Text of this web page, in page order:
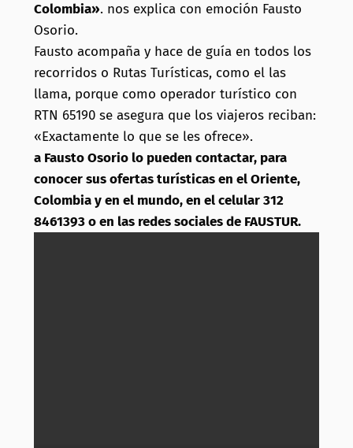
Colombia». nos explica con emoción Fausto
Osorio.
Fausto acompaña y hace de guía en todos los
recorridos o Rutas Turísticas, como el las
llama, porque como operador turístico con
RTN 65190 se asegura que los viajeros reciban:
«Exactamente lo que se les ofrece».
a Fausto Osorio lo pueden contactar, para
conocer sus ofertas turísticas en el Oriente,
Colombia y en el mundo, en el celular 312
8461393 o en las redes sociales de FAUSTUR.